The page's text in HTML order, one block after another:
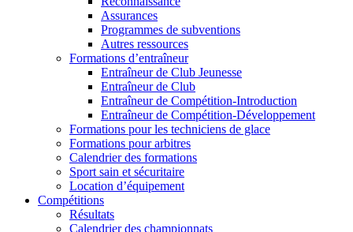
Assurances
Programmes de subventions
Autres ressources
Formations d’entraîneur
Entraîneur de Club Jeunesse
Entraîneur de Club
Entraîneur de Compétition-Introduction
Entraîneur de Compétition-Développement
Formations pour les techniciens de glace
Formations pour arbitres
Calendrier des formations
Sport sain et sécuritaire
Location d’équipement
Compétitions
Résultats
Calendrier des championnats